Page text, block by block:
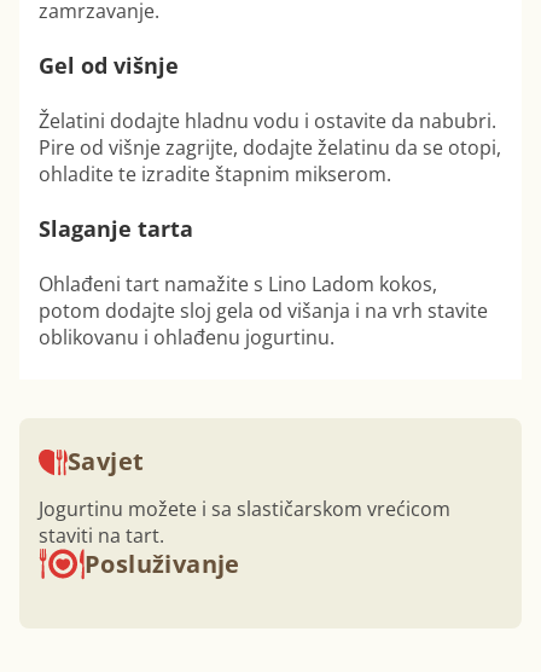
zamrzavanje.
Gel od višnje
Želatini dodajte hladnu vodu i ostavite da nabubri.
Pire od višnje zagrijte, dodajte želatinu da se otopi,
ohladite te izradite štapnim mikserom.
Slaganje tarta
Ohlađeni tart namažite s Lino Ladom kokos,
potom dodajte sloj gela od višanja i na vrh stavite
oblikovanu i ohlađenu jogurtinu.
Savjet
Jogurtinu možete i sa slastičarskom vrećicom
staviti na tart.
Posluživanje